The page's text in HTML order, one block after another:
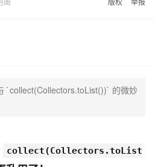
`collect(Collectors.toList())` 的微妙
collect(Collectors.toList